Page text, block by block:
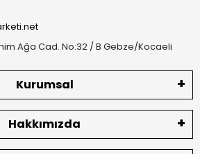
Ağa Cad. No:32 / B Gebze/Kocaeli
Kurumsal
Hakkımızda